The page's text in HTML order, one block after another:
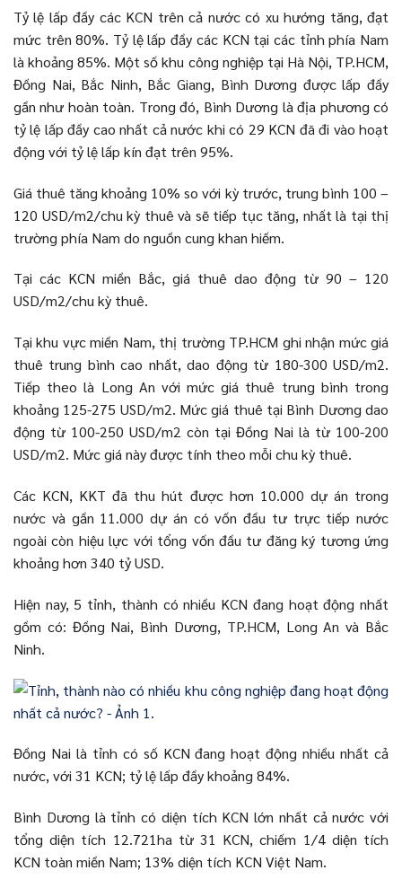
Tỷ lệ lấp đầy các KCN trên cả nước có xu hướng tăng, đạt
mức trên 80%. Tỷ lệ lấp đầy các KCN tại các tỉnh phía Nam
là khoảng 85%. Một số khu công nghiệp tại Hà Nội, TP.HCM,
Đồng Nai, Bắc Ninh, Bắc Giang, Bình Dương được lấp đầy
gần như hoàn toàn. Trong đó, Bình Dương là địa phương có
tỷ lệ lấp đầy cao nhất cả nước khi có 29 KCN đã đi vào hoạt
động với tỷ lệ lấp kín đạt trên 95%.
Giá thuê tăng khoảng 10% so với kỳ trước, trung bình 100 –
120 USD/m2/chu kỳ thuê và sẽ tiếp tục tăng, nhất là tại thị
trường phía Nam do nguồn cung khan hiếm.
Tại các KCN miền Bắc, giá thuê dao động từ 90 – 120
USD/m2/chu kỳ thuê.
Tại khu vực miền Nam, thị trường TP.HCM ghi nhận mức giá
thuê trung bình cao nhất, dao động từ 180-300 USD/m2.
Tiếp theo là Long An với mức giá thuê trung bình trong
khoảng 125-275 USD/m2. Mức giá thuê tại Bình Dương dao
động từ 100-250 USD/m2 còn tại Đồng Nai là từ 100-200
USD/m2. Mức giá này được tính theo mỗi chu kỳ thuê.
Các KCN, KKT đã thu hút được hơn 10.000 dự án trong
nước và gần 11.000 dự án có vốn đầu tư trực tiếp nước
ngoài còn hiệu lực với tổng vốn đầu tư đăng ký tương ứng
khoảng hơn 340 tỷ USD.
Hiện nay, 5 tỉnh, thành có nhiều KCN đang hoạt động nhất
gồm có: Đồng Nai, Bình Dương, TP.HCM, Long An và Bắc
Ninh.
Đồng Nai là tỉnh có số KCN đang hoạt động nhiều nhất cả
nước, với 31 KCN; tỷ lệ lấp đầy khoảng 84%.
Bình Dương là tỉnh có diện tích KCN lớn nhất cả nước với
tổng diện tích 12.721ha từ 31 KCN, chiếm 1/4 diện tích
KCN toàn miền Nam; 13% diện tích KCN Việt Nam.